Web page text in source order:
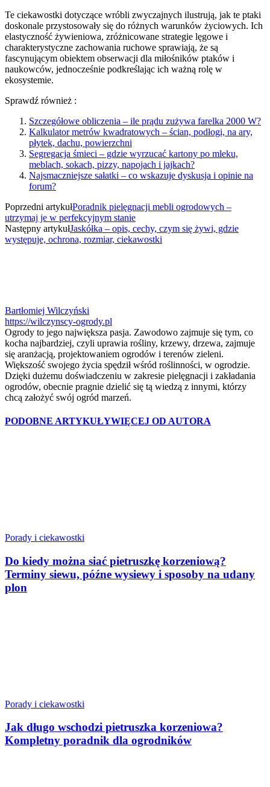
Te ciekawostki dotyczące wróbli zwyczajnych ilustrują, jak te ptaki
doskonale przystosowały się do różnych warunków życiowych. Ich
elastyczność żywieniowa, zróżnicowane strategie lęgowe i
charakterystyczne zachowania ruchowe sprawiają, że są
fascynującym obiektem obserwacji dla miłośników ptaków i
naukowców, jednocześnie podkreślając ich ważną rolę w
ekosystemie.
Sprawdź również :
Szczegółowe obliczenia – ile prądu zużywa farelka 2000 W?
Kalkulator metrów kwadratowych – ścian, podłogi, na ary,
płytek, dachu, powierzchni
Segregacja śmieci – gdzie wyrzucać kartony po mleku,
meblach, sokach, pizzy, napojach i jajkach?
Najsmaczniejsze sałatki – co wskazuje dyskusja i opinie na
forum?
Poprzedni artykułPoradnik pielęgnacji mebli ogrodowych –
utrzymaj je w perfekcyjnym stanie
Następny artykułJaskółka – opis, cechy, czym się żywi, gdzie
występuje, ochrona, rozmiar, ciekawostki
Bartłomiej Wilczyński
https://wilczynscy-ogrody.pl
Ogrody to jego największa pasja. Zawodowo zajmuje się tym, co
kocha najbardziej, czyli uprawia rośliny, krzewy, drzewa, zajmuje
się aranżacją, projektowaniem ogrodów i terenów zieleni.
Większość swojego życia spędził wśród roślinności, w ogrodzie.
Dzięki dużemu doświadczeniu w zakresie pielęgnacji i zakładania
ogrodów, obecnie pragnie dzielić się tą wiedzą z innymi, którzy
chcą założyć swój ogród marzeń.
PODOBNE ARTYKUŁYWIĘCEJ OD AUTORA
Porady i ciekawostki
Do kiedy można siać pietruszkę korzeniową?
Terminy siewu, późne wysiewy i sposoby na udany
plon
Porady i ciekawostki
Jak długo wschodzi pietruszka korzeniowa?
Kompletny poradnik dla ogrodników